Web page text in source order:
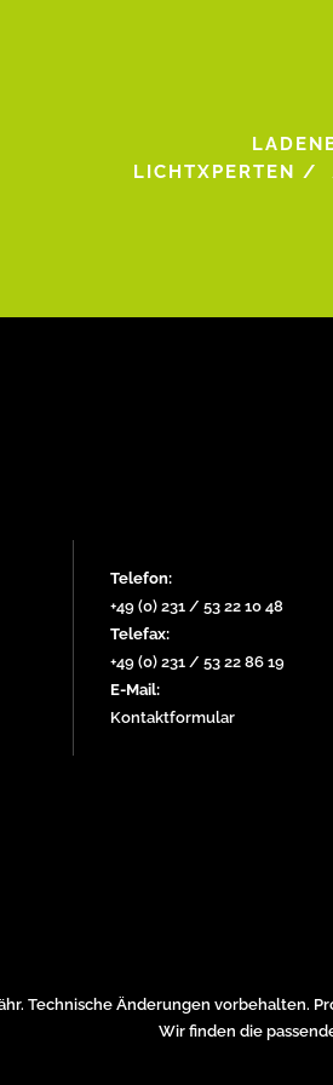
LICHTXPERTEN /
Telefon:
+49 (0) 231 / 53 22 10 48
Telefax:
+49 (0) 231 / 53 22 86 19
E-Mail:
Kontaktformular
Technische Änderungen vorbehalten.
Wir finden die